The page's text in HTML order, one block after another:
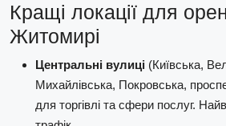
Кращі локації для
Житомирі
Центральні вулиці (Київська,
Михайлівська, Покровська,
для торгівлі та сфери послуг.